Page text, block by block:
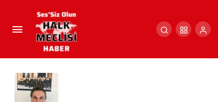
Kalemi Kim Tutar, Geleceği Kim
Yazar?Yorum Yap